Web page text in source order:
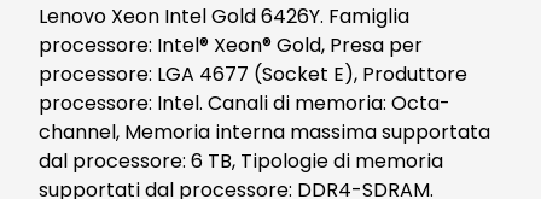
Lenovo Xeon Intel Gold 6426Y. Famiglia
processore: Intel® Xeon® Gold, Presa per
processore: LGA 4677 (Socket E), Produttore
processore: Intel. Canali di memoria: Octa-
channel, Memoria interna massima supportata
dal processore: 6 TB, Tipologie di memoria
supportati dal processore: DDR4-SDRAM.